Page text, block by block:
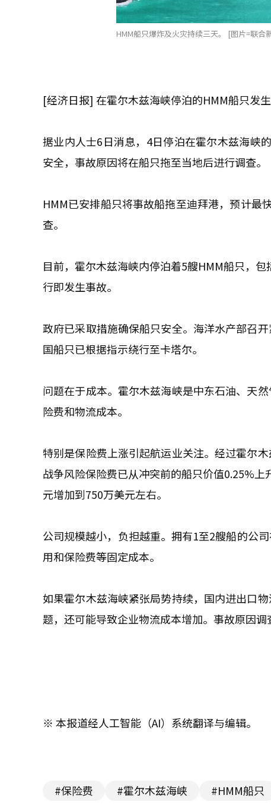
HMM船只爆炸及火灾持续三天。 [图片=联合
[经济日报] 在霍尔木兹海峡停泊的HMM船只发
据业内人士6日消息，4日停泊在霍尔木兹海峡
安全，事故原因将在船只拖至当地后进行调查。
HMM已安排船只将事故船拖至迪拜港，预计最
查。
目前，霍尔木兹海峡内停泊着5艘HMM船只，
行即发生事故。
政府已采取措施确保船只安全。海洋水产部召
国船只已根据指示绕行至卡塔尔。
问题在于成本。霍尔木兹海峡是中东石油、天
险费和物流成本。
特别是保险费上涨引起航运业关注。经过霍尔
战争风险保险费已从冲突前的船只价值0.25%
元增加到750万美元左右。
公司规模越小，负担越重。拥有1至2艘船的公
用和保险费等固定成本。
如果霍尔木兹海峡紧张局势持续，国内进出口
题，还可能导致企业物流成本增加。事故原因
※ 本报道经人工智能（AI）系统翻译与编辑。
#保险费 #霍尔木兹海峡 #HMM船只